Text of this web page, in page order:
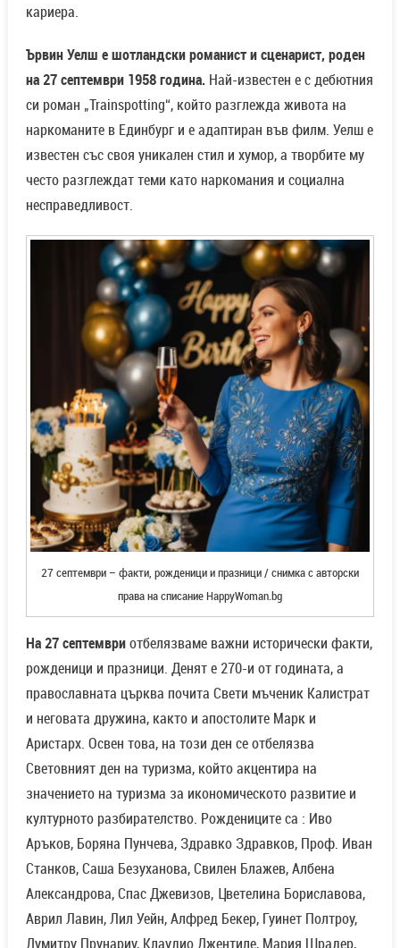
кариера.
Ървин Уелш е шотландски романист и сценарист, роден
на 27 септември 1958 година.Най-известен е с дебютния
си роман „Trainspotting“, който разглежда живота на
наркоманите в Единбург и е адаптиран във филм. Уелш е
известен със своя уникален стил и хумор, а творбите му
често разглеждат теми като наркомания и социална
несправедливост.
27 септември – факти, рожденици и празници / снимка с авторски
права на списание HappyWoman.bg
На 27 септемвриотбелязваме важни исторически факти,
рожденици и празници. Денят е 270-и от годината, а
православната църква почита Свети мъченик Калистрат
и неговата дружина, както и апостолите Марк и
Аристарх. Освен това, на този ден се отбелязва
Световният ден на туризма, който акцентира на
значението на туризма за икономическото развитие и
културното разбирателство. Рождениците са : Иво
Аръков, Боряна Пунчева, Здравко Здравков, Проф. Иван
Станков, Саша Безуханова, Свилен Блажев, Албена
Александрова, Спас Джевизов, Цветелина Бориславова,
Аврил Лавин, Лил Уейн, Алфред Бекер, Гуинет Полтроу,
Думитру Прунариу, Клаудио Джентиле, Мария Шрадер,